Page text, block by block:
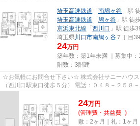
埼玉高速鉄道 「 南鳩ヶ谷 」駅
埼玉高速鉄道 「 鳩ヶ谷 」駅 徒
京浜東北線 「 西川口 」駅 徒歩
埼玉県川口市南鳩ヶ谷 ７丁目39
24万円
築年数：築1年未満 ｜募集中：
階数：3階建
☆お気軽にお問合せ下さい☆ 株式会社サニーハウス
（西川口駅東口徒歩５分） 電話：０４８－２５８
24万円
(管理費・共益費 -)
敷：2ヶ月｜礼：1ヶ月